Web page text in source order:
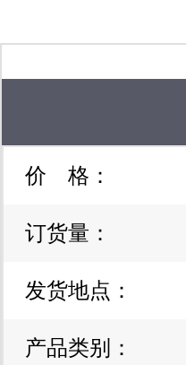
价 格：
订货量：
发货地点：
产品类别：